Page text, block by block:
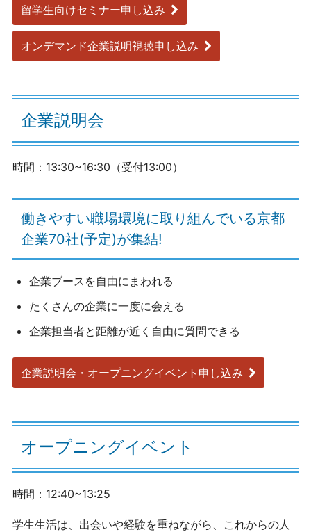
留学生向けセミナー申し込み
オンデマンド企業説明視聴申し込み
企業説明会
時間：13:30~16:30（受付13:00）
働きやすい職場環境に取り組んでいる京都
企業70社(予定)が集結!
企業ブースを自由にまわれる
たくさんの企業に一度に会える
企業担当者と距離が近く自由に質問できる
企業説明会・オープニングイベント申し込み
オープニングイベント
時間：12:40~13:25
学生生活は、出会いや経験を重ねながら、これからの人